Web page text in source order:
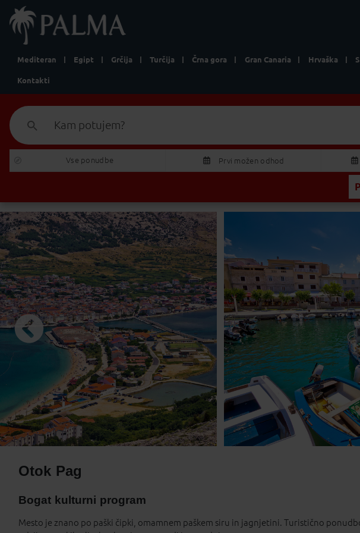
Mediteran Egipt Grčija Turčija Črna gora Gran Canaria Hrvaška
Kontakti
Vse ponudbe Prvi možen odhod
27
3 4
10 12 13
17 18 19 20 21
25 26 27 28
31 1 2 3 4
Prazniki
Otok Pag
Bogat kulturni program
Mesto je znano po paški čipki, omamnem paškem siru in jagnjetini. Turistično